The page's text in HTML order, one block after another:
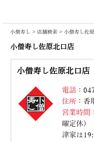
小僧寿し > 店舗検索 > 小僧寿し佐
小僧寿し佐原北口店
小僧寿し佐原北口店
電話：
住所： 香
営業時間：
曜定休)
津家は